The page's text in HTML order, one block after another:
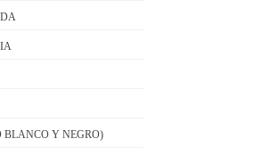
BLANCO Y NEGRO)